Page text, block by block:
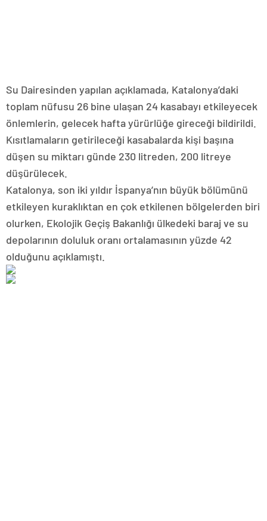
Su Dairesinden yapılan açıklamada, Katalonya’daki
toplam nüfusu 26 bine ulaşan 24 kasabayı etkileyecek
önlemlerin, gelecek hafta yürürlüğe gireceği bildirildi.
Kısıtlamaların getirileceği kasabalarda kişi başına
düşen su miktarı günde 230 litreden, 200 litreye
düşürülecek.
Katalonya, son iki yıldır İspanya’nın büyük bölümünü
etkileyen kuraklıktan en çok etkilenen bölgelerden biri
olurken, Ekolojik Geçiş Bakanlığı ülkedeki baraj ve su
depolarının doluluk oranı ortalamasının yüzde 42
olduğunu açıklamıştı.